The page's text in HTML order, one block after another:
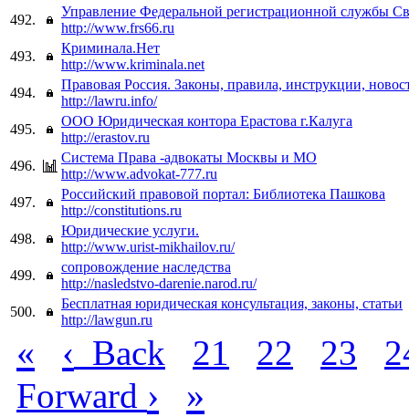
492.
Управление Федеральной регистрационной службы
http://www.frs66.ru
493.
Криминала.Нет
http://www.kriminala.net
494.
Правовая Россия. Законы, правила, инструкции,
http://lawru.info/
495.
ООО Юридическая контора Ерастова г.Калуга
http://erastov.ru
496.
Система Права -адвокаты Москвы и МО
http://www.advokat-777.ru
497.
Российский правовой портал: Библиотека Пашкова
http://constitutions.ru
498.
Юридические услуги.
http://www.urist-mikhailov.ru/
499.
сопровождение наследства
http://nasledstvo-darenie.narod.ru/
500.
Бесплатная юридическая консультация, законы, статьи
http://lawgun.ru
« ‹ Back 21 22 23
Forward › »